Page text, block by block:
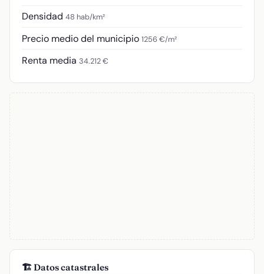
Densidad 48 hab/km²
Precio medio del municipio 1256 €/m²
Renta media 34.212 €
🏗️ Datos catastrales